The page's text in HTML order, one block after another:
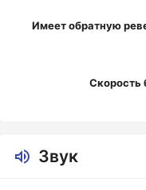
Имеет обратную
Скорость
Звук